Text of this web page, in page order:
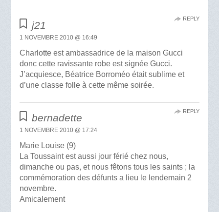
j21
1 NOVEMBRE 2010 @ 16:49
Charlotte est ambassadrice de la maison Gucci
donc cette ravissante robe est signée Gucci.
J’acquiesce, Béatrice Borroméo était sublime et
d’une classe folle à cette même soirée.
REPLY
bernadette
1 NOVEMBRE 2010 @ 17:24
Marie Louise (9)
La Toussaint est aussi jour férié chez nous,
dimanche ou pas, et nous fêtons tous les saints ; la
commémoration des défunts a lieu le lendemain 2
novembre.
Amicalement
REPLY